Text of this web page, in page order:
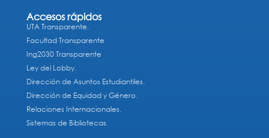
Accesos rápidos
UTA Transparente.
Facultad Transparente
Ing2030 Transparente
Ley del Lobby.
Dirección de Asuntos Estudiantiles.
Dirección de Equidad y Género.
Relaciones Internacionales.
Sistemas de Bibliotecas.